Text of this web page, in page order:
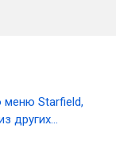
меню Starfield,
других